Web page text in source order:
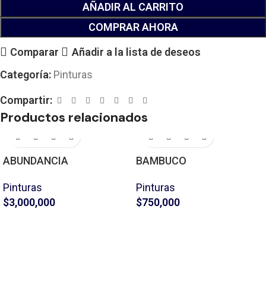
AÑADIR AL CARRITO
COMPRAR AHORA
Comparar
Añadir a la lista de deseos
Categoría: Pinturas
Compartir:
Productos relacionados
ABUNDANCIA
Pinturas
$3,000,000
BAMBUCO
Pinturas
$750,000